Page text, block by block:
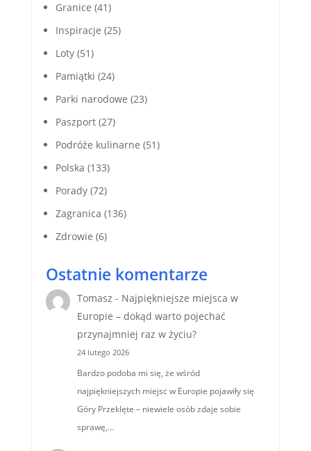
Granice (41)
Inspiracje (25)
Loty(51)
Pamiątki (24)
Parki narodowe (23)
Paszport(27)
Podróże kulinarne (51)
Polska (133)
Porady(72)
Zagranica (136)
Zdrowie (6)
Ostatnie komentarze
Tomasz - Najpiękniejsze miejsca w
Europie – dokąd warto pojechać
przynajmniej raz w życiu?
24 lutego 2026
Bardzo podoba mi się, że wśród
najpiękniejszych miejsc w Europie pojawiły się
Góry Przeklęte – niewiele osób zdaje sobie
sprawę,…